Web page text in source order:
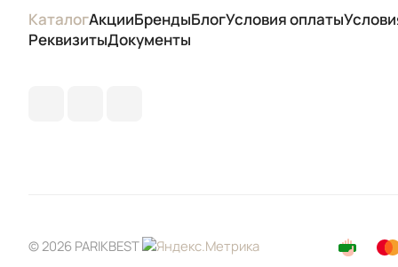
КаталогАкцииБрендыБлогУсловия оплаты
РеквизитыДокументы
© 2026 PARIKBEST